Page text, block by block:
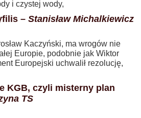
i czystej wody,
– Stanisław Michalkiewicz
Kaczyński, ma wrogów nie
Europie, podobnie jak Wiktor
Europejski uchwalił rezolucję,
KGB, czyli misterny plan
TS